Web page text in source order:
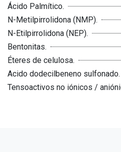
Ácido Palmítico.
N-Metilpirrolidona (NMP).
N-Etilpirrolidona (NEP).
Bentonitas.
Éteres de celulosa.
Acido dodecilbeneno sulfonado.
Tensoactivos no iónicos /